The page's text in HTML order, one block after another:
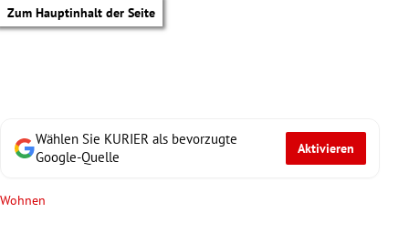
Zum Hauptinhalt der Seite
Wählen Sie KURIER als bevorzugte
Google-Quelle
Aktivieren
Wohnen